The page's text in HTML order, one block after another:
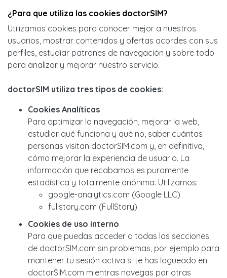
¿Para que utiliza las cookies doctorSIM?
Utilizamos cookies para conocer mejor a nuestros
usuarios, mostrar contenidos y ofertas acordes con sus
perfiles, estudiar patrones de navegación y sobre todo
para analizar y mejorar nuestro servicio.
doctorSIM utiliza tres tipos de cookies:
Cookies Analíticas
Para optimizar la navegación, mejorar la web,
estudiar qué funciona y qué no, saber cuántas
personas visitan doctorSIM.com y, en definitiva,
cómo mejorar la experiencia de usuario. La
información que recabamos es puramente
estadística y totalmente anónima. Utilizamos:
google-analytics.com (Google LLC)
fullstory.com (FullStory)
Cookies de uso interno
Para que puedas acceder a todas las secciones
de doctorSIM.com sin problemas, por ejemplo para
mantener tu sesión activa si te has logueado en
doctorSIM.com mientras navegas por otras